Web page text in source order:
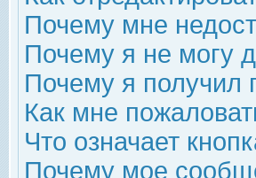
Почему мне
Почему я не могу
Почему я получил
Как мне
Что означает
Почему мое